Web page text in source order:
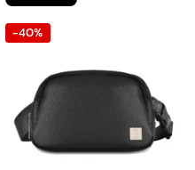
was:
-40%